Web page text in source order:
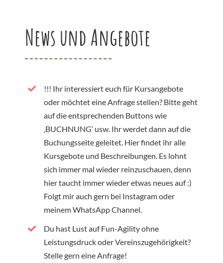
News und Angebote
!!! Ihr interessiert euch für Kursangebote
oder möchtet eine Anfrage stellen? Bitte geht
auf die entsprechenden Buttons wie
‚BUCHNUNG‘ usw. Ihr werdet dann auf die
Buchungsseite geleitet. Hier findet ihr alle
Kursgebote und Beschreibungen. Es lohnt
sich immer mal wieder reinzuschauen, denn
hier taucht immer wieder etwas neues auf :)
Folgt mir auch gern bei Instagram oder
meinem WhatsApp Channel.
Du hast Lust auf Fun-Agility ohne
Leistungsdruck oder Vereinszugehörigkeit?
Stelle gern eine Anfrage!